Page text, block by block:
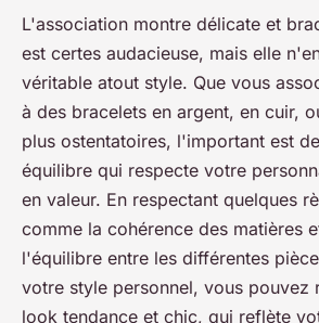
L'association montre délicate et
est certes audacieuse, mais elle
véritable atout style. Que vous
à des bracelets en argent, en cuir,
plus ostentatoires, l'important est
équilibre qui respecte votre
en valeur. En respectant quelques
comme la cohérence des matières
l'équilibre entre les différentes
votre style personnel, vous pouvez
look tendance et chic, qui reflète